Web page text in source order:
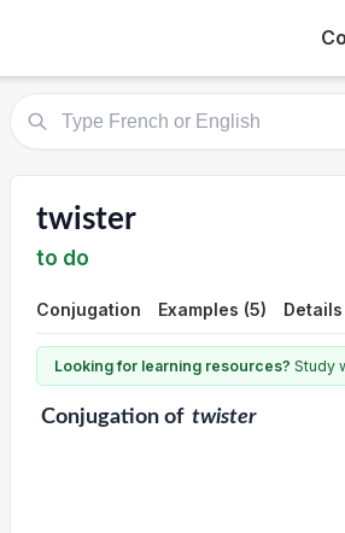
twister
to do
Conjugation Examples (5) Details
Looking for learning resources? Study
Conjugationof twister